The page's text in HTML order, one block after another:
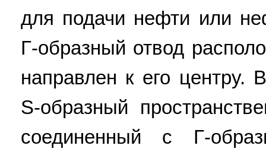
для подачи нефти или
Г-образный отвод
направлен к его центру.
S-образный
соединенный с Г-